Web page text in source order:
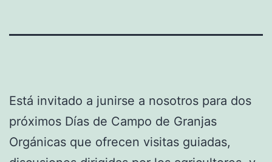
Está invitado a junirse a nosotros para dos
próximos Días de Campo de Granjas
Orgánicas que ofrecen visitas guiadas,